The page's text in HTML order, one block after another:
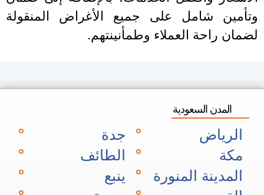
شامل على جميع الأغراض المنقولة
راحة العملاء وطمأنينتهم.
المدن السعودية
الرياض
جدة
مكة
الطائف
المدينة المنورة
ينبع